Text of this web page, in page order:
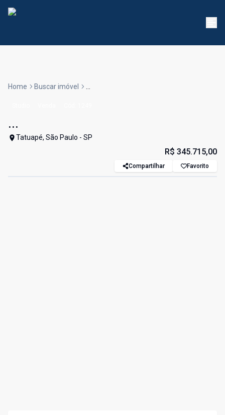
Home Buscar imóvel ...
...
Tatuapé, São Paulo - SP
R$ 345.715,00
Compartilhar Favorito